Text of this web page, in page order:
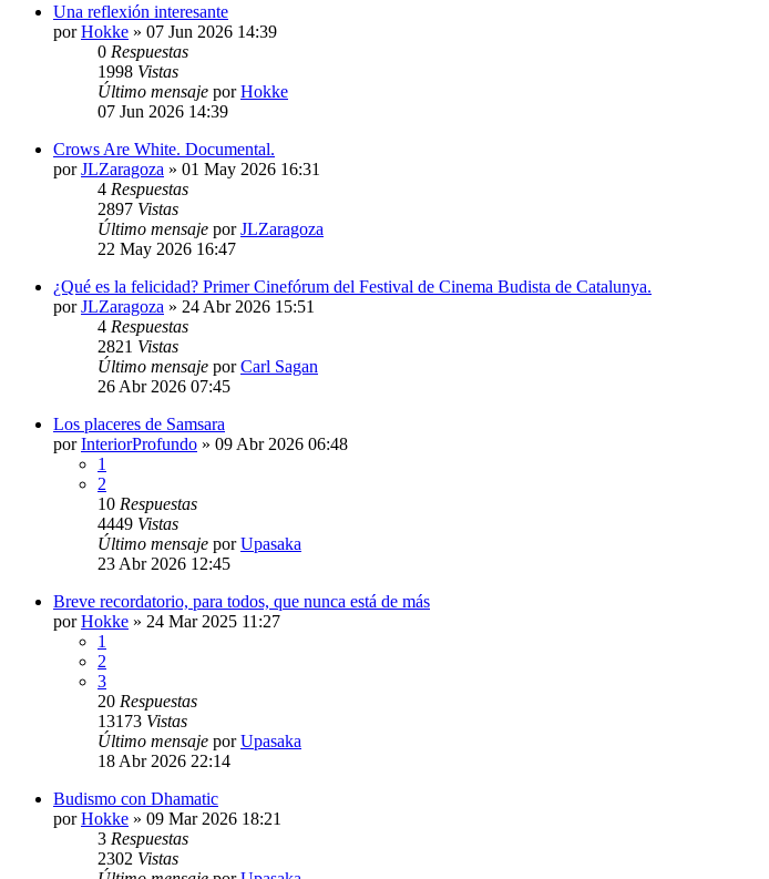
Una reflexión interesante
porHokke » 07 Jun 2026 14:39
0 Respuestas
1998 Vistas
Último mensaje porHokke
07 Jun 2026 14:39
Crows Are White. Documental.
porJLZaragoza » 01 May 2026 16:31
4 Respuestas
2897 Vistas
Último mensaje porJLZaragoza
22 May 2026 16:47
¿Qué es la felicidad? Primer Cinefórum del Festival de Cinema Budista de Catalunya.
porJLZaragoza » 24 Abr 2026 15:51
4 Respuestas
2821 Vistas
Último mensaje porCarl Sagan
26 Abr 2026 07:45
Los placeres de Samsara
porInteriorProfundo » 09 Abr 2026 06:48
1
2
10 Respuestas
4449 Vistas
Último mensaje porUpasaka
23 Abr 2026 12:45
Breve recordatorio, para todos, que nunca está de más
porHokke » 24 Mar 2025 11:27
1
2
3
20 Respuestas
13173 Vistas
Último mensaje porUpasaka
18 Abr 2026 22:14
Budismo con Dhamatic
porHokke » 09 Mar 2026 18:21
3 Respuestas
2302 Vistas